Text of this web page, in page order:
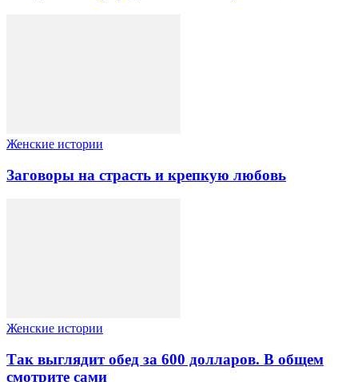
Женские истории
Заговоры на страсть и крепкую любовь
Женские истории
Так выглядит обед за 600 долларов. В общем
смотрите сами